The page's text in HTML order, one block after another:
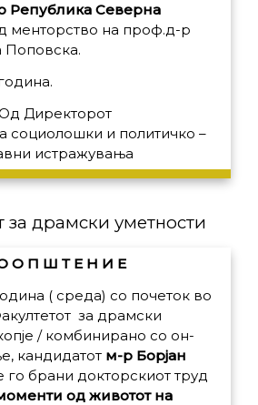
Република Северна
менторство на проф.д-р
Поповска.
Директорот
социолошки и политичко –
истражувања
за драмски уметности
О П Ш Т Е Н И Е
( среда) со почеток во
за драмски
/ комбинирано со он-
кандидатот м-р Борјан
го брани докторскиот труд
од животот на